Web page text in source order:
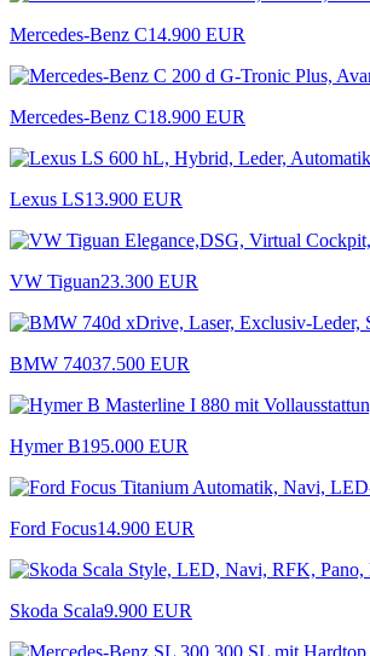
Mercedes-Benz C14.900 EUR
Mercedes-Benz C18.900 EUR
Lexus LS13.900 EUR
VW Tiguan23.300 EUR
BMW 74037.500 EUR
Hymer B195.000 EUR
Ford Focus14.900 EUR
Skoda Scala9.900 EUR